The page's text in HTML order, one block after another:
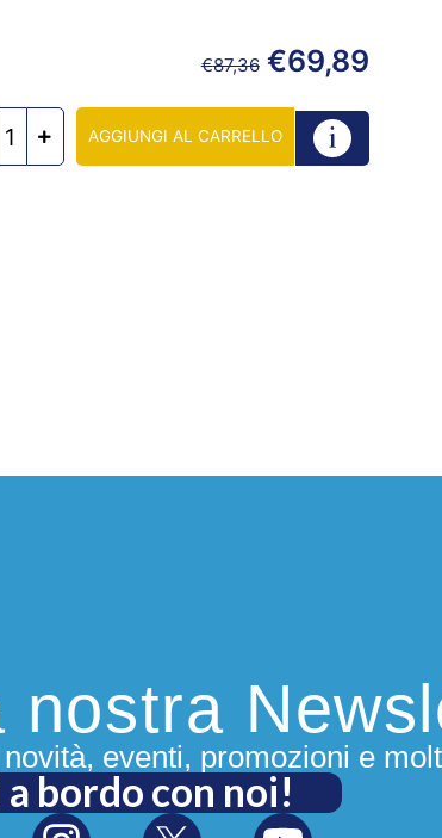
€87,36 €69,89
AGGIUNGI AL CARRELLO
nostra
eventi, promozioni e
a bordo con noi!